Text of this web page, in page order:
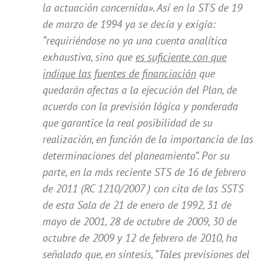
la actuación concernida». Así en la STS de 19
de marzo de 1994 ya se decía y exigía:
“requiriéndose no ya una cuenta analítica
exhaustiva, sino que es suficiente con que
indique las fuentes de financiación que
quedarán afectas a la ejecución del Plan, de
acuerdo con la previsión lógica y ponderada
que garantice la real posibilidad de su
realización, en función de la importancia de las
determinaciones del planeamiento”. Por su
parte, en la más reciente STS de 16 de febrero
de 2011 (RC 1210/2007 ) con cita de las SSTS
de esta Sala de 21 de enero de 1992, 31 de
mayo de 2001, 28 de octubre de 2009, 30 de
octubre de 2009 y 12 de febrero de 2010, ha
señalado que, en síntesis, “Tales previsiones del